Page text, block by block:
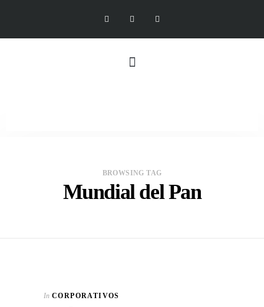
BROWSING TAG
Mundial del Pan
In CORPORATIVOS